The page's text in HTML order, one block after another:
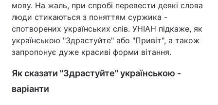
Економіка Світ
Спорт Наука
Техно і зв'язок Лайт
Інциденти
мову. На жаль, при спробі перевести деякі слова
люди стикаються з поняттям суржика -
спотворених українських слів. УНІАН підкаже, як
українською "Здрастуйте" або "Привіт", а також
запропонує дуже красиві форми вітання.
Як сказати "Здрастуйте" українською -
варіанти